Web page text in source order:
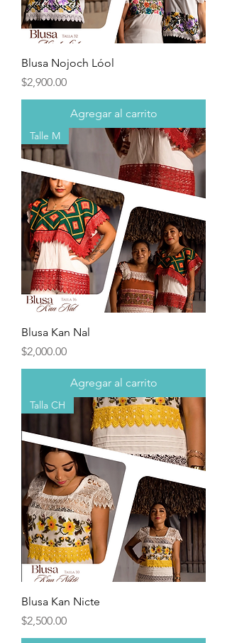
Blusa Nojoch Lóol
Precio
$2,900.00
Agregar al carrito
Talle M
Blusa Kan Nal
Precio
$2,000.00
Agregar al carrito
Talla CH
Blusa Kan Nicte
Precio
$2,500.00